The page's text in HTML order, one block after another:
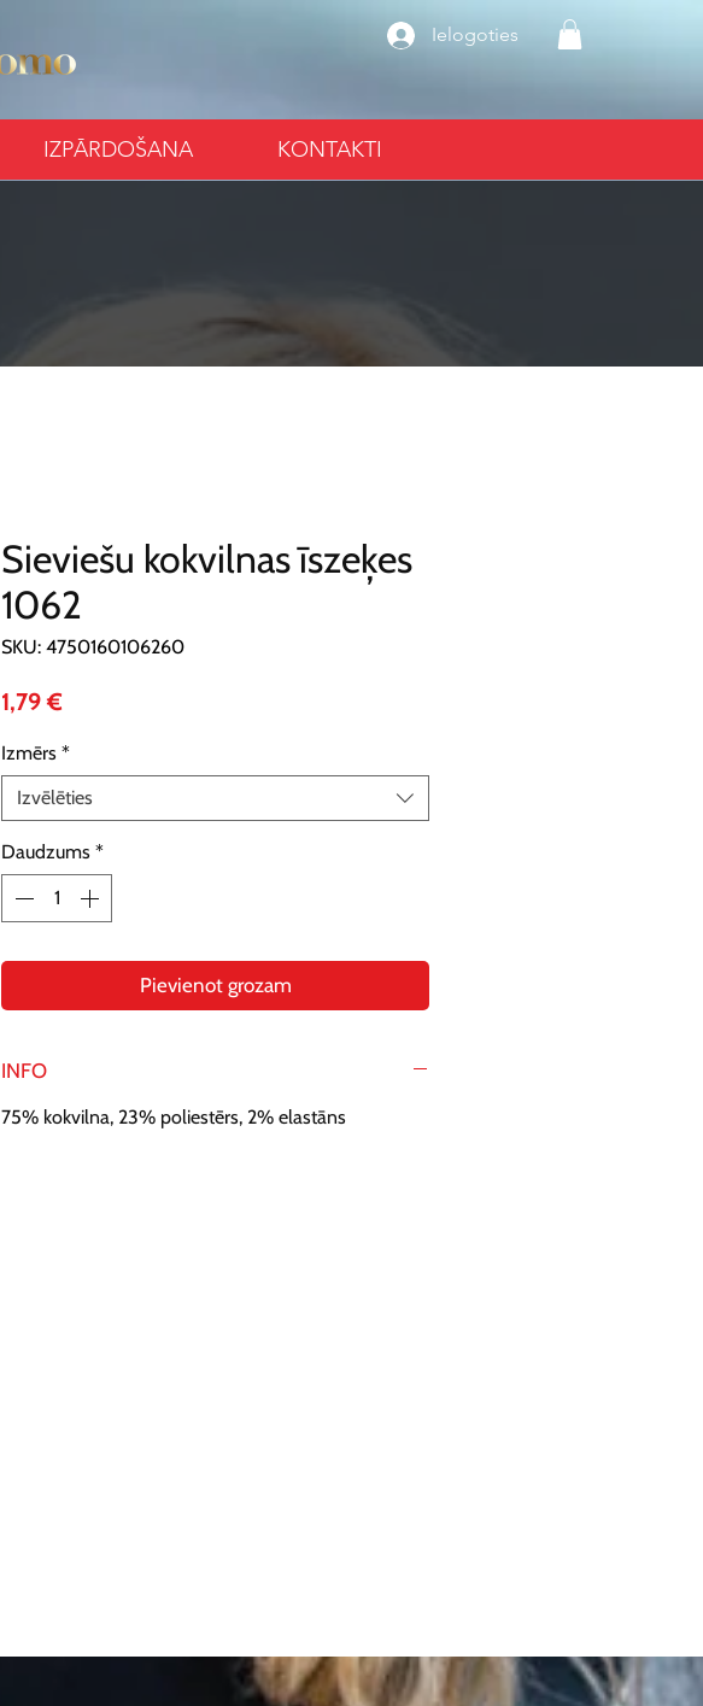
Ielogoties
IZPĀRDOŠANA KONTAKTI
Sieviešu kokvilnas īszeķes
1062
SKU: 4750160106260
1,79 €Cena
Izmērs *
Izvēlēties
Daudzums *
Pievienot grozam
INFO
75% kokvilna, 23% poliestērs, 2% elastāns